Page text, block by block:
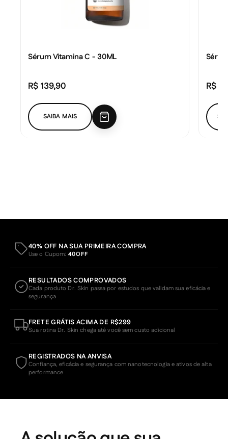
Sérum Vitamina C - 30ML
Preço promocional
R$ 139,90
SAIBA MAIS
R$
40% OFF NA SUA PRIMEIRA COMPRA
Use o Cupom: 40OFF
RESULTADOS COMPROVADOS
Cada produto Dr. Skin passa por estudos que validam sua eficácia e
segurança
FRETE GRÁTIS ACIMA DE R$299
Sua rotina Dr. Skin chega até você sem custo adicional
REGISTRADOS NA ANVISA
Confiança, eficácia e segurança com nanotecnologia e ativos de alta
performance